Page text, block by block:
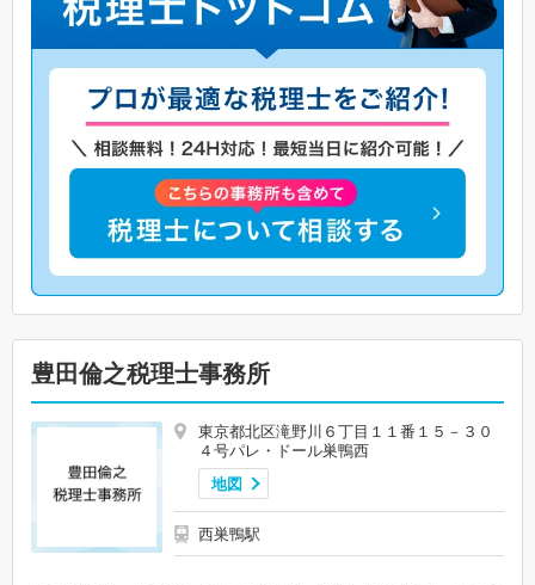
豊田倫之税理士事務所
東京都北区滝野川６丁目１１番１５－３０
４号パレ・ドール巣鴨西
地図
西巣鴨駅